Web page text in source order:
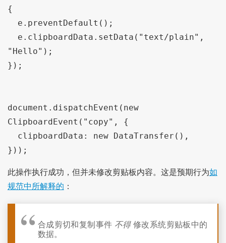
{
"Hello");
});
document.dispatchEvent(new
ClipboardEvent("copy", {
}));
此操作执行成功，但并未修改剪贴板内容。这是预期行为如
规范中所解释的 ：
合成剪切和复制事件 不得修改系统剪贴板中的
数据。